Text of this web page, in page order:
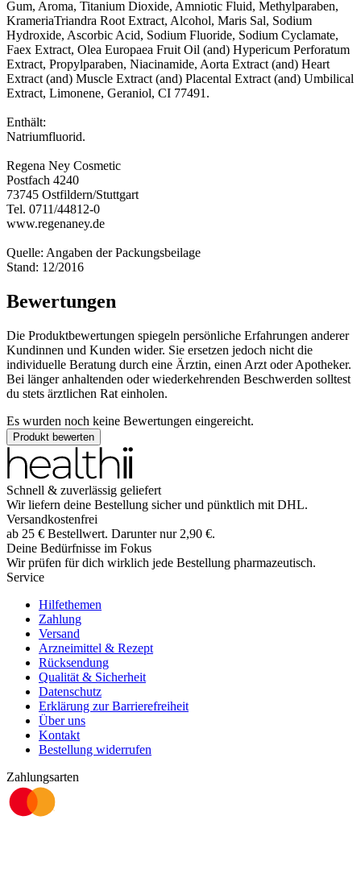
Gum, Aroma, Titanium Dioxide, Amniotic Fluid, Methylparaben,
KrameriaTriandra Root Extract, Alcohol, Maris Sal, Sodium
Hydroxide, Ascorbic Acid, Sodium Fluoride, Sodium Cyclamate,
Faex Extract, Olea Europaea Fruit Oil (and) Hypericum Perforatum
Extract, Propylparaben, Niacinamide, Aorta Extract (and) Heart
Extract (and) Muscle Extract (and) Placental Extract (and) Umbilical
Extract, Limonene, Geraniol, CI 77491.
Enthält:
Natriumfluorid.
Regena Ney Cosmetic
Postfach 4240
73745 Ostfildern/Stuttgart
Tel. 0711/44812-0
www.regenaney.de
Quelle: Angaben der Packungsbeilage
Stand: 12/2016
Bewertungen
Die Produktbewertungen spiegeln persönliche Erfahrungen anderer
Kundinnen und Kunden wider. Sie ersetzen jedoch nicht die
individuelle Beratung durch eine Ärztin, einen Arzt oder Apotheker.
Bei länger anhaltenden oder wiederkehrenden Beschwerden solltest
du stets ärztlichen Rat einholen.
Es wurden noch keine Bewertungen eingereicht.
Produkt bewerten
Schnell & zuverlässig geliefert
Wir liefern deine Bestellung sicher und pünktlich mit DHL.
Versandkostenfrei
ab 25 € Bestellwert. Darunter nur 2,90 €.
Deine Bedürfnisse im Fokus
Wir prüfen für dich wirklich jede Bestellung pharmazeutisch.
Service
Hilfethemen
Zahlung
Versand
Arzneimittel & Rezept
Rücksendung
Qualität & Sicherheit
Datenschutz
Erklärung zur Barrierefreiheit
Über uns
Kontakt
Bestellung widerrufen
Zahlungsarten